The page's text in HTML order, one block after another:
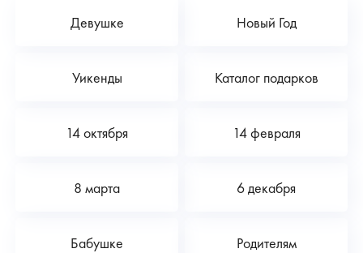
Девушке Новый Год
Уикенды Каталог подарков
14 октября 14 февраля
8 марта 6 декабря
Бабушке Родителям